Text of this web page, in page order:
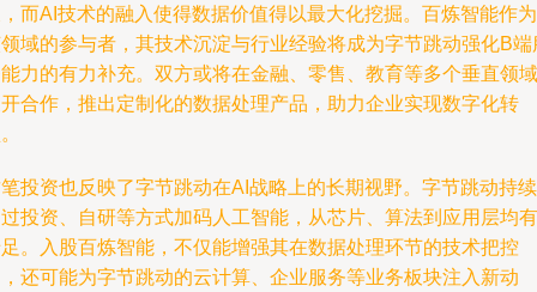
而AI技术的融入使得数据价值得以最大化挖掘。百炼智能作为
域的参与者，其技术沉淀与行业经验将成为字节跳动强化B端
力的有力补充。双方或将在金融、零售、教育等多个垂直领域
合作，推出定制化的数据处理产品，助力企业实现数字化转
投资也反映了字节跳动在AI战略上的长期视野。字节跳动持续
投资、自研等方式加码人工智能，从芯片、算法到应用层均有
。入股百炼智能，不仅能增强其在数据处理环节的技术把控
还可能为字节跳动的云计算、企业服务等业务板块注入新动